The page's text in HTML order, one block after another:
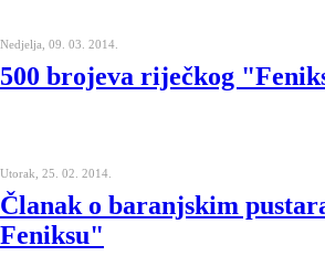
Nedjelja, 09. 03. 2014.
500 brojeva riječkog
Utorak, 25. 02. 2014.
Članak o baranjskim
Feniksu"